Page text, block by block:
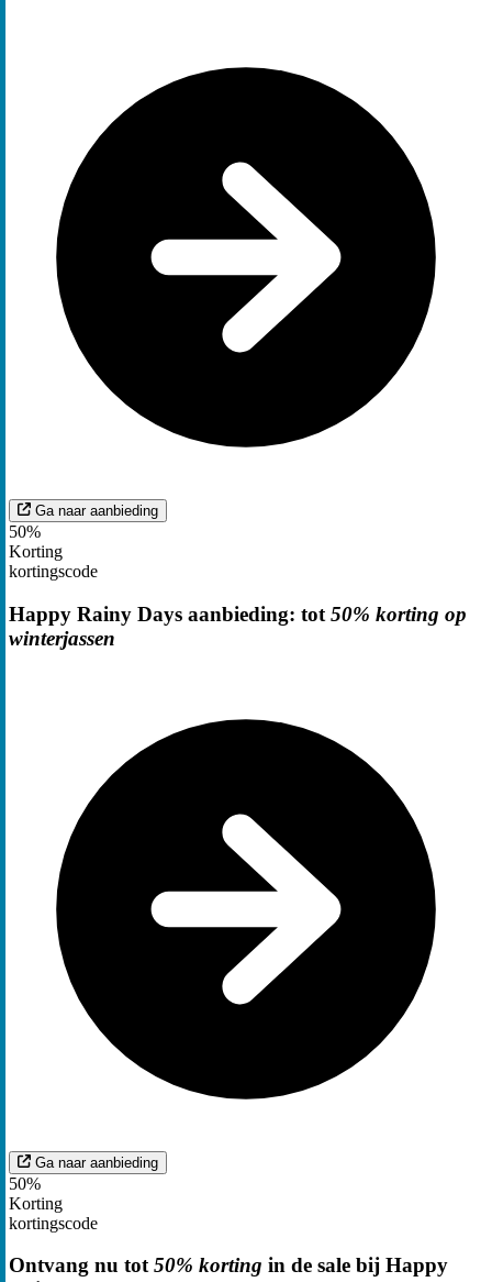
Ga naar aanbieding
50%
Korting
kortingscode
Happy Rainy Days aanbieding: tot 50% korting op
winterjassen
Ga naar aanbieding
50%
Korting
kortingscode
Ontvang nu tot50% korting in de sale bij Happy